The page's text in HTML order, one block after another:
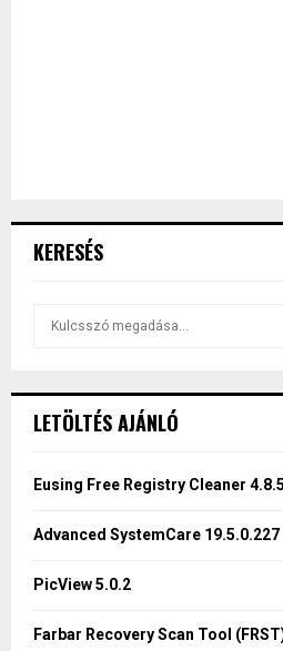
KERESÉS
h
o
LETÖLTÉS AJÁNLÓ
Eusing Free Registry Cleaner 4.8.5
Advanced SystemCare 19.5.0.227
PicView 5.0.2
Farbar Recovery Scan Tool